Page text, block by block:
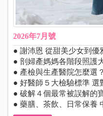
2026年7月號
● 謝沛恩 從甜美少女到優
● 剖婦產媽媽各階段照護
● 產檢與生產醫院怎麼選？
● 好醫師５大檢驗標準 選
● 破解４個最常被誤解的
● 藥膳、茶飲、日常保養